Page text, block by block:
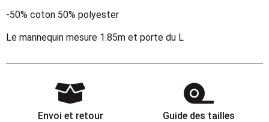
-50% coton 50% polyester
Le mannequin mesure 1.85m et porte du L
Envoi et retour
Guide des tailles